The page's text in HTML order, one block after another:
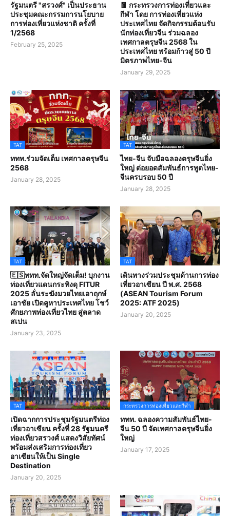
รัฐมนตรี "สรวงศ์" เป็นประธาน
ประชุมคณะกรรมการนโยบาย
การท่องเที่ยวแห่งชาติ ครั้งที่
1/2568
February 25, 2025
🧧 กระทรวงการท่องเที่ยวและ
กีฬา โดย การท่องเที่ยวแห่ง
ประเทศไทย จัดกิจกรรมต้อนรับ
นักท่องเที่ยวจีน ร่วมฉลอง
เทศกาลตรุษจีน 2568 ใน
ประเทศไทย พร้อมก้าวสู่ 50 ปี
มิตรภาพไทย-จีน
January 29, 2025
TAT
ททท.ร่วมจัดเต็ม เทศกาลตรุษจีน
2568
January 28, 2025
TAT
ไทย-จีน จับมือฉลองตรุษจีนยิ่ง
ใหญ่ ต่อยอดสัมพันธ์การทูตไทย-
จีนครบรอบ 50 ปี
January 28, 2025
TAT
🇪🇸ททท.จัดใหญ่จัดเต็ม! บุกงาน
ท่องเที่ยวแดนกระทิงดุ FITUR
2025 ลั่นระฆังมวยไทยเอาฤกษ์
เอาชัย เปิดคูหาประเทศไทย โชว์
ศักยภาพท่องเที่ยวไทย สู่ตลาด
สเปน
January 23, 2025
TAT
เดินทางร่วมประชุมด้านการท่อง
เที่ยวอาเซียน ปี พ.ศ. 2568
(ASEAN Tourism Forum
2025: ATF 2025)
January 20, 2025
TAT
เปิดฉากการประชุมรัฐมนตรีท่อง
เที่ยวอาเซียน ครั้งที่ 28 รัฐมนตรี
ท่องเที่ยวสรวงศ์ แสดงวิสัยทัศน์
พร้อมส่งเสริมการท่องเที่ยว
อาเซียนให้เป็น Single
Destination
January 20, 2025
กระทรวงการท่องเที่ยวและกีฬา
ททท. ฉลองความสัมพันธ์ไทย-
จีน 50 ปี จัดเทศกาลตรุษจีนยิ่ง
ใหญ่
January 17, 2025